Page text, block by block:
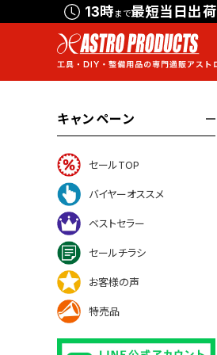
13時まで最短当日出荷
キャンペーン
セールTOP
バイヤーオススメ
ベストセラー
セールチラシ
お客様の声
特売品